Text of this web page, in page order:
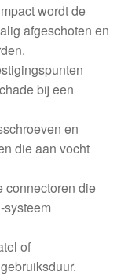
wordt de
afgeschoten en
bij een
en
die aan vocht
connectoren die
of